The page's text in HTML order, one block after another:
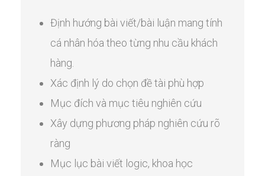
Định hướng bài viết/bài luận mang tính
cá nhân hóa theo từng nhu cầu khách
hàng.
Xác định lý do chọn đề tài phù hợp
Mục đích và mục tiêu nghiên cứu
Xây dựng phương pháp nghiên cứu rõ
ràng
Mục lục bài viết logic, khoa học